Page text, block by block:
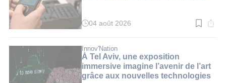
Temps
:
2
min.
04 août 2026
Innov'Nation
À Tel Aviv, une exposition
immersive imagine l’avenir de l’art
grâce aux nouvelles technologies